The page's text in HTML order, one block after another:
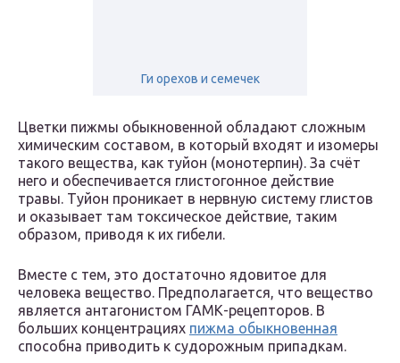
Ги орехов и семечек
Цветки пижмы обыкновенной обладают сложным
химическим составом, в который входят и изомеры
такого вещества, как туйон (монотерпин). За счёт
него и обеспечивается глистогонное действие
травы. Туйон проникает в нервную систему глистов
и оказывает там токсическое действие, таким
образом, приводя к их гибели.
Вместе с тем, это достаточно ядовитое для
человека вещество. Предполагается, что вещество
является антагонистом ГАМК-рецепторов. В
больших концентрациях пижма обыкновенная
способна приводить к судорожным припадкам.